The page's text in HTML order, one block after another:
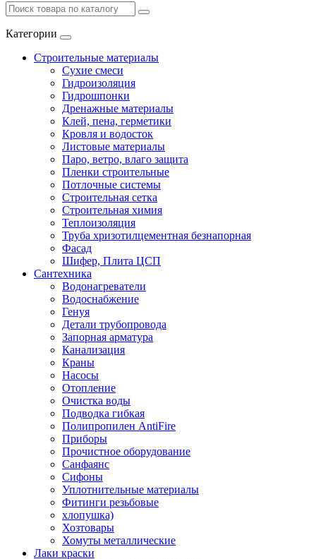
Категории
Строительные материалы
Сухие смеси
Гидроизоляция
Гидрошпонки
Дренажные материалы
Клей, пена, герметики
Кровля и водосток
Листовые материалы
Паро, ветро, влаго защита
Пленки строительные
Потлочные системы
Строительная сетка
Строительная химия
Теплоизоляция
Труба хризотилцементная безнапорная
Фасад
Шифер, Плита ЦСП
Сантехника
Водонагреватели
Водоснабжение
Генуя
Детали трубопровода
Запорная арматура
Канализация
Краны
Насосы
Отопление
Очистка воды
Подводка гибкая
Полипропилен AntiFire
Приборы
Прочистное оборудование
Санфаянс
Сифоны
Уплотнительные материалы
Фитинги резьбовые
хлопушка)
Хозтовары
Хомуты металлические
Лаки краски